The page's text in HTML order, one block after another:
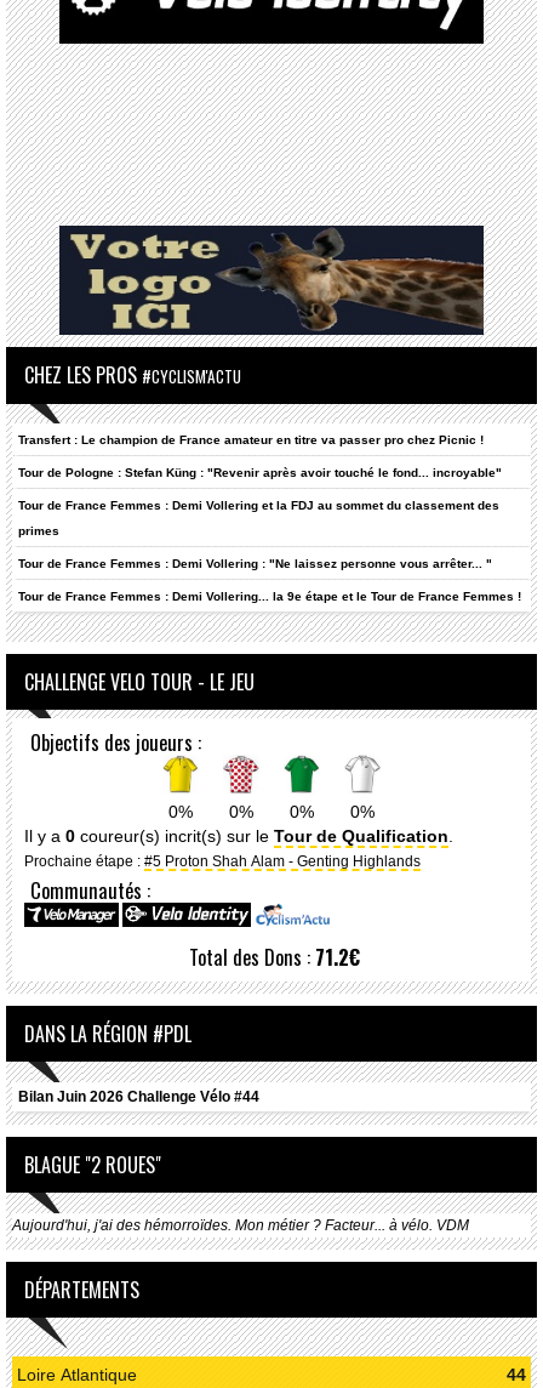
CHEZ LES PROS #CYCLISM'ACTU
Transfert : Le champion de France amateur en titre va passer pro chez Picnic !
Tour de Pologne : Stefan Küng : "Revenir après avoir touché le fond... incroyable"
Tour de France Femmes : Demi Vollering et la FDJ au sommet du classement des
primes
Tour de France Femmes : Demi Vollering : "Ne laissez personne vous arrêter... "
Tour de France Femmes : Demi Vollering... la 9e étape et le Tour de France Femmes !
CHALLENGE VELO TOUR - LE JEU
Objectifs des joueurs :
0% 0% 0%
0%
Il y a 0 coureur(s) incrit(s) sur le Tour de Qualification.
Prochaine étape : #5 Proton Shah Alam - Genting Highlands
Communautés :
Total des Dons : 71.2€
DANS LA RÉGION #PDL
Bilan Juin 2026 Challenge Vélo #44
BLAGUE "2 ROUES"
Aujourd'hui, j'ai des hémorroïdes. Mon métier ? Facteur... à vélo. VDM
DÉPARTEMENTS
Loire Atlantique 44